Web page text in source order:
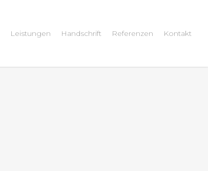
Leistungen Handschrift Referenzen Kontakt